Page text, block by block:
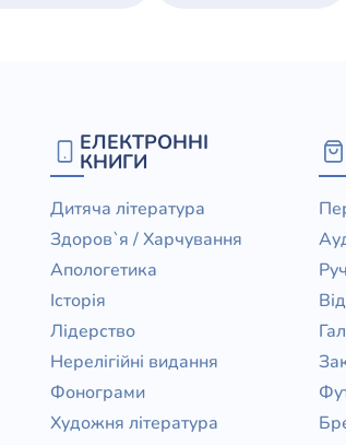
ЕЛЕКТРОННІ
КНИГИ
Дитяча література
Здоров`я / Харчування
Апологетика
Історія
Лідерство
Нерелігійні видання
Фонограми
Художня література